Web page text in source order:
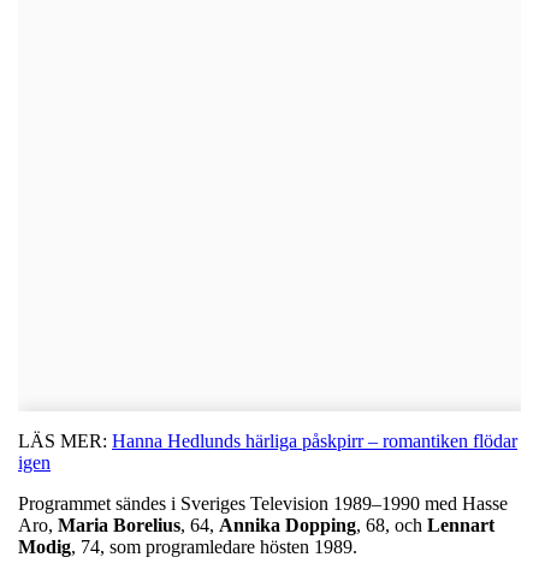
LÄS MER: Hanna Hedlunds härliga påskpirr – romantiken flödar
igen
Programmet sändes i Sveriges Television 1989–1990 med Hasse
Aro, Maria Borelius, 64, Annika Dopping, 68, och Lennart
Modig, 74, som programledare hösten 1989.